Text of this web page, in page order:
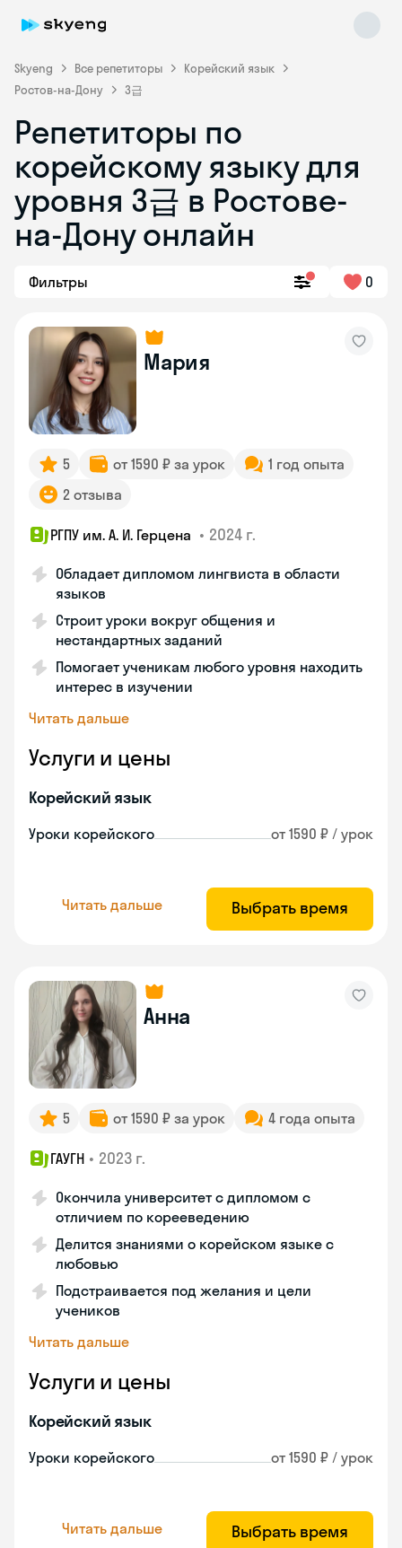
Skyeng Все репетиторы
Корейский язык
Ростов-на-Дону
3급
Репетиторы по
корейскому языку для
уровня 3급 в Ростове-
на-Дону онлайн
Фильтры 0
Мария
5 от 1590 ₽ за урок
1 год опыта
2 отзыва
РГПУ им. А. И. Герцена • 2024 г.
Обладает дипломом лингвиста в области
языков
Строит уроки вокруг общения и
нестандартных заданий
Помогает ученикам любого уровня находить
интерес в изучении
Читать дальше
Услуги и цены
Корейский язык
Уроки корейского от 1590 ₽ / урок
Читать дальше Выбрать время
Анна
5 от 1590 ₽ за урок 4 года опыта
ГАУГН • 2023 г.
Окончила университет с дипломом с
отличием по корееведению
Делится знаниями о корейском языке с
любовью
Подстраивается под желания и цели
учеников
Читать дальше
Услуги и цены
Корейский язык
Уроки корейского от 1590 ₽ / урок
Читать дальше Выбрать время
Skyeng Chat
online